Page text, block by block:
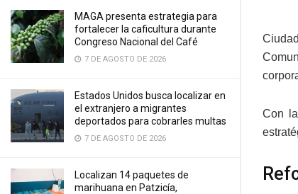
MAGA presenta estrategia para
fortalecer la caficultura durante
Congreso Nacional del Café
7 DE AGOSTO DE 2026
Estados Unidos busca localizar en
el extranjero a migrantes
deportados para cobrarles multas
7 DE AGOSTO DE 2026
Localizan 14 paquetes de
marihuana en Patzicía,
Con